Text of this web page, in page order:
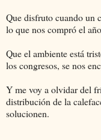
Que disfruto cuando un
lo que nos compró el
Que el ambiente está
los congresos, se nos
Y me voy a olvidar del
distribución de la
solucionen.